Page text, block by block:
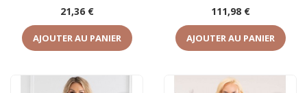
Prix
21,36 €
AJOUTER AU PANIER
Prix
111,98 €
AJOUTER AU PANIER